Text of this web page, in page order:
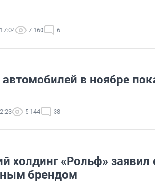
7 160 6
в ноябре
5 144 38
холдинг «Рольф»
брендом